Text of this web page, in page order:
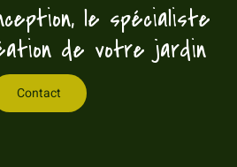
le spécialiste
de votre jardin
Contact